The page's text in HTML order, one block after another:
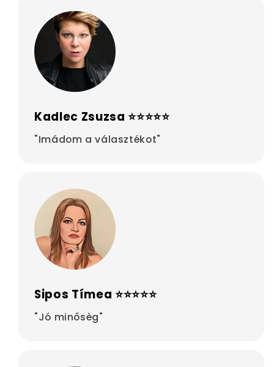
Kadlec Zsuzsa ⭐⭐⭐⭐⭐
"Imádom a választékot"
Sipos Tímea ⭐⭐⭐⭐⭐
"Jó minősèg"